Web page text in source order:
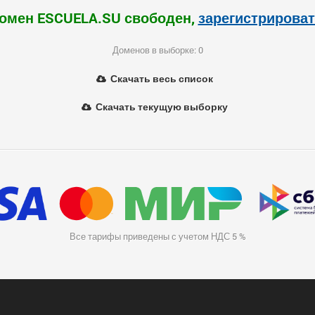
ESCUELA.SU свободен,
Доменов в выборке: 0
Скачать весь список
Скачать текущую выборку
Все тарифы приведены с учетом НДС 5 %